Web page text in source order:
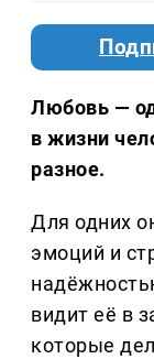
Любовь —
в жизни
разное.
Для одних
эмоций и
видит её в
которые